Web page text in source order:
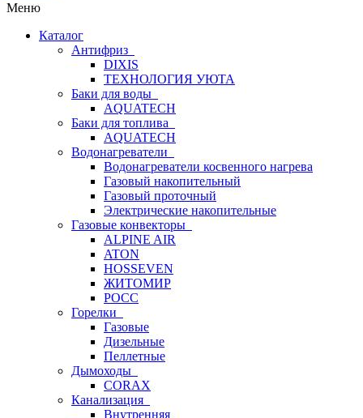
Меню
Каталог
Антифриз
DIXIS
ТЕХНОЛОГИЯ УЮТА
Баки для воды
AQUATECH
Баки для топлива
AQUATECH
Водонагреватели
Водонагреватели косвенного нагрева
Газовый накопительный
Газовый проточный
Электрические накопительные
Газовые конвекторы
ALPINE AIR
ATON
HOSSEVEN
ЖИТОМИР
РОСС
Горелки
Газовые
Дизельные
Пеллетные
Дымоходы
CORAX
Канализация
Внутренняя